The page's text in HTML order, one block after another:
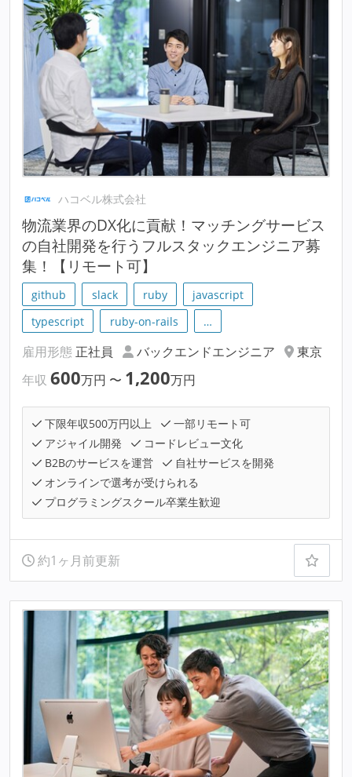
ハコベル株式会社
物流業界のDX化に貢献！マッチングサービス
の自社開発を行うフルスタックエンジニア募
集！【リモート可】
github slack ruby
javascript
typescript
ruby-on-rails …
雇用形態 正社員 バックエンドエンジニア
東京
年収 600万円 〜 1,200万円
下限年収500万円以上
一部リモート可
アジャイル開発
コードレビュー文化
B2Bのサービスを運営
自社サービスを開発
オンラインで選考が受けられる
プログラミングスクール卒業生歓迎
約1ヶ月前更新